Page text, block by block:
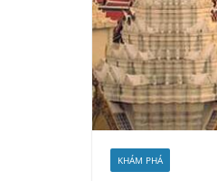
KHÁM PHÁ